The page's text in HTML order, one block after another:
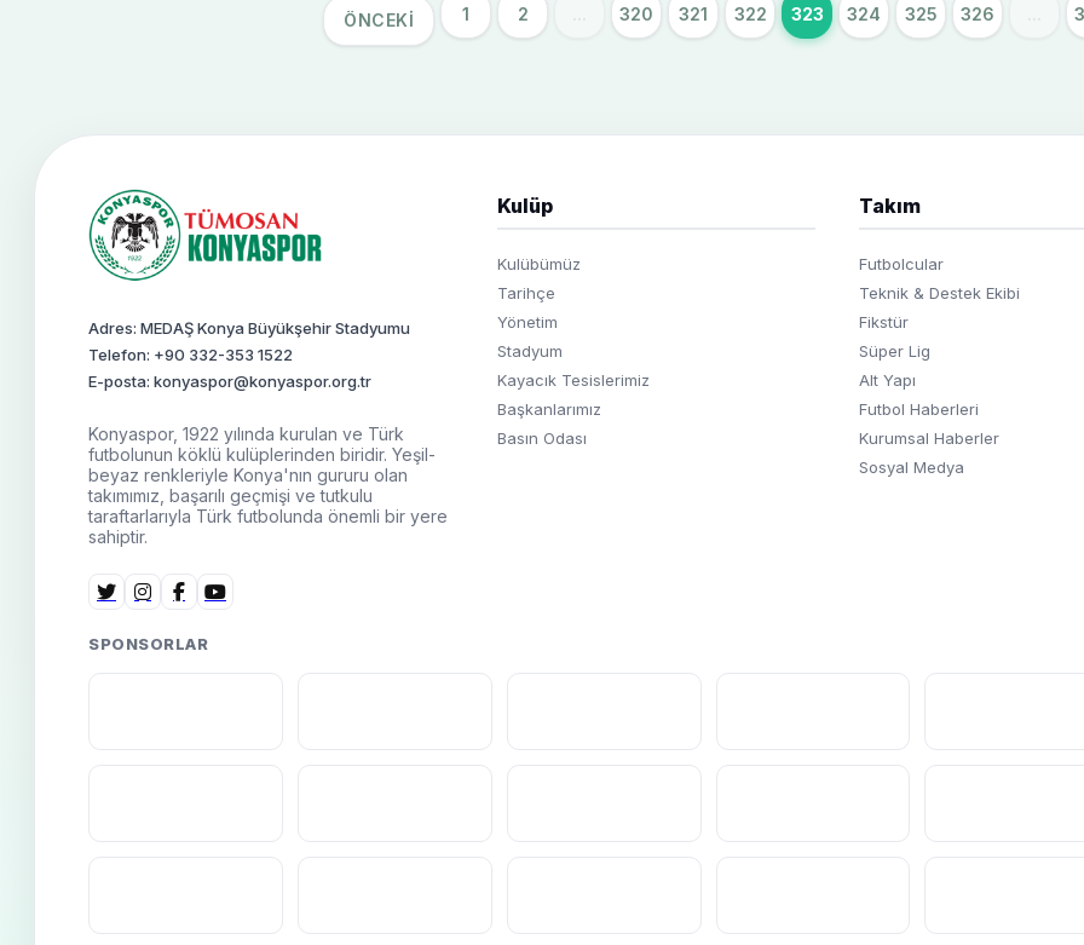
ÖNCEKI 1 2 320 321 322 323 324 325 326
Adres: MEDAŞ Konya Büyükşehir Stadyumu
Telefon: +90 332-353 1522
E-posta: konyaspor@konyaspor.org.tr
Konyaspor, 1922 yılında kurulan ve Türk
futbolunun köklü kulüplerinden biridir. Yeşil-
beyaz renkleriyle Konya'nın gururu olan
takımımız, başarılı geçmişi ve tutkulu
taraftarlarıyla Türk futbolunda önemli bir yere
sahiptir.
Kulüp
Kulübümüz
Tarihçe
Yönetim
Stadyum
Kayacık Tesislerimiz
Başkanlarımız
Basın Odası
Takım
Futbolcular
Teknik & Destek Ekibi
Fikstür
Süper Lig
Alt Yapı
Futbol Haberleri
Kurumsal Haberler
Sosyal Medya
SPONSORLAR